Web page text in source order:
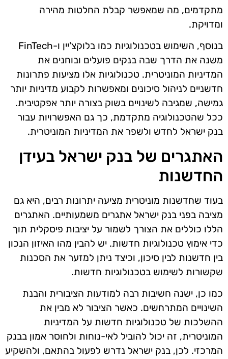
מתקדמים, מה שמאפשר קבלת החלטות מהירה
ומדויקת.
בנוסף, השימוש בטכנולוגיות כמו בלוקצ'יין ו-FinTech
משנה את הדרך שבה בנקים פועלים ובוחנים את
המדיניות המוניטרית. טכנולוגיות אלו מציעות פתרונות
חדשניים לניהול סיכונים ומאפשרות לקבוע מדיניות יותר
גמישה, שמגיבה לשינויים בשוק בצורה יותר אפקטיבית.
ככל שהטכנולוגיה מתקדמת, כך גם האפשרויות עבור
בנק ישראל לחדש ולשפר את המדיניות המוניטרית.
האתגרים של בנק ישראל בעידן
החדשנות
בעוד שחדשנות מוניטרית מציעה יתרונות רבים, היא גם
מציבה בפני בנק ישראל אתגרים משמעותיים. האתגרים
הללו כוללים את הצורך לשמור על יציבות פיסקלית תוך
כדי אימוץ טכנולוגיות חדשות. יש להבין מהו האיזון הנכון
בין חדשנות לבין סיכון, וכיצד ניתן למזער את הסכנות
שקשורות לשימוש בטכנולוגיות חדשות.
כמו כן, ישנה חשיבות רבה למודעות הציבורית והבנת
השינויים המתרחשים. כאשר הציבור לא מבין את
ההשלכות של טכנולוגיות חדשות על המדיניות
המוניטרית, זה יכול להוביל לאי-נוחות ולחוסר אמון בבנק
המרכזי. לכן, בנק ישראל נדרש לפעול בהתאם, ולהשקיע